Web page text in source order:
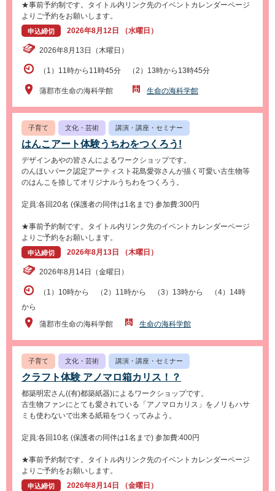
★事前予約制です。タイトル内リンク先のイベントカレンダーページ
よりご予約をお願いします。
申込締切 2026年8月12日 （水曜日）
2026年8月13日（木曜日）
（1）11時から11時45分 （2）13時から13時45分
蒲郡市生命の海科学館 生命の海科学館
子育て 文化・芸術 講演・講座・セミナー
はんこアート体験うちわをつくろう!
デザインあやの皆さんによるワークショップです。
のんほいパーク認定アーティスト花島愛弥さんが描く可愛い古生物等
のはんこを捺してオリジナルうちわをつくろう。
定員:各回20名 (保護者の同伴は1名まで) 参加費:300円
★事前予約制です。タイトル内リンク先のイベントカレンダーページ
よりご予約をお願いします。
申込締切 2026年8月13日 （木曜日）
2026年8月14日（金曜日）
（1）10時から （2）11時から （3）13時から （4）14時
から
蒲郡市生命の海科学館
生命の海科学館
子育て 文化・芸術 講演・講座・セミナー
クラフト体験 アノマロ箱カリス！？
都築明宏さん((有)都築紙器)によるワークショップです。
古生物ファンにとても愛されている「アノマロカリス」をノリもハサ
ミも使わないで出来る紙箱をつくってみよう。
定員:各回10名 (保護者の同伴は1名まで) 参加費:400円
★事前予約制です。タイトル内リンク先のイベントカレンダーページ
よりご予約をお願いします。
申込締切 2026年8月14日 （金曜日）